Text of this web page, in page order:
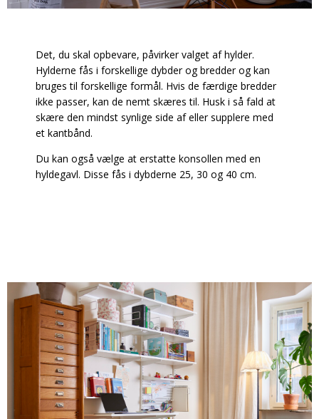
Det, du skal opbevare, påvirker valget af hylder.
Hylderne fås i forskellige dybder og bredder og kan
bruges til forskellige formål. Hvis de færdige bredder
ikke passer, kan de nemt skæres til. Husk i så fald at
skære den mindst synlige side af eller supplere med
et kantbånd.
Du kan også vælge at erstatte konsollen med en
hyldegavl. Disse fås i dybderne 25, 30 og 40 cm.